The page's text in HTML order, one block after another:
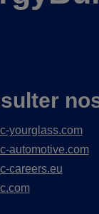
yourglass.com
automotive.com
careers.eu